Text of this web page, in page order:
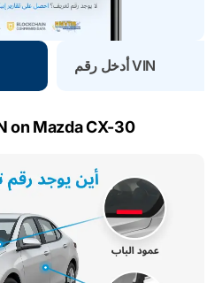
أدخل رقم VIN
on Mazda CX-30